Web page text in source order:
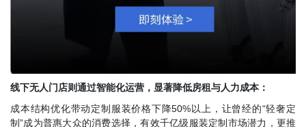
线下无人门店则通过智能化运营，显著降低房租与人力成本 ：
成本结构优化带动定制服装价格下降50%以上，让曾经的“轻奢定
制”成为普惠大众的消费选择，有效千亿级服装定制市场潜力，更推